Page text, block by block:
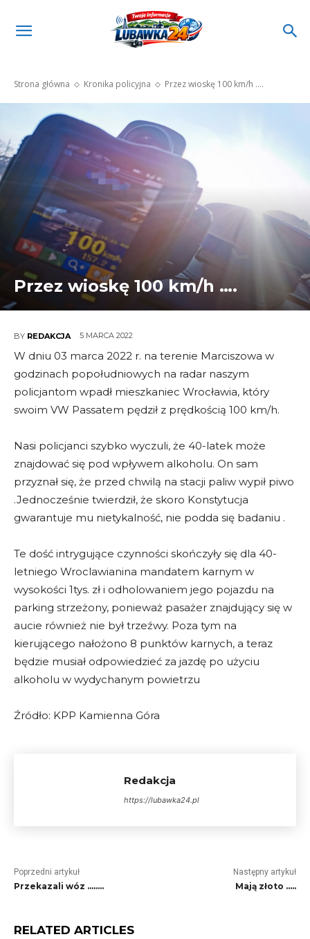
Strona główna Kronika policyjna Przez wioskę 100 km/h ....
Przez wioskę 100 km/h ….
BY REDAKCJA 5 MARCA 2022
W dniu 03 marca 2022 r. na terenie Marciszowa w
godzinach popołudniowych na radar naszym
policjantom wpadł mieszkaniec Wrocławia, który
swoim VW Passatem pędził z prędkością 100 km/h.
Nasi policjanci szybko wyczuli, że 40-latek może
znajdować się pod wpływem alkoholu. On sam
przyznał się, że przed chwilą na stacji paliw wypił piwo
.Jednocześnie twierdził, że skoro Konstytucja
gwarantuje mu nietykalność, nie podda się badaniu .
Te dość intrygujące czynności skończyły się dla 40-
letniego Wroclawianina mandatem karnym w
wysokości 1tys. zł i odholowaniem jego pojazdu na
parking strzeżony, ponieważ pasażer znajdujący się w
aucie również nie był trzeźwy. Poza tym na
kierującego nałożono 8 punktów karnych, a teraz
będzie musiał odpowiedzieć za jazdę po użyciu
alkoholu w wydychanym powietrzu
Źródło: KPP Kamienna Góra
Redakcja
https://lubawka24.pl
Poprzedni artykuł
Przekazali wóz ……..
Następny artykuł
Mają złoto …..
RELATED ARTICLES